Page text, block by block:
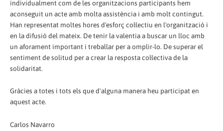
individualment com de les organitzacions participants hem
aconseguit un acte amb molta assistència i amb molt contingut.
Han representat moltes hores d'esforç col·lectiu en l'organització i
en la difusió del mateix. De tenir la valentia a buscar un lloc amb
un aforament important i treballar per a omplir-lo. De superar el
sentiment de solitud per a crear la resposta col·lectiva de la
solidaritat.
Gràcies a totes i tots els que d'alguna manera heu participat en
aquest acte.
Carlos Navarro